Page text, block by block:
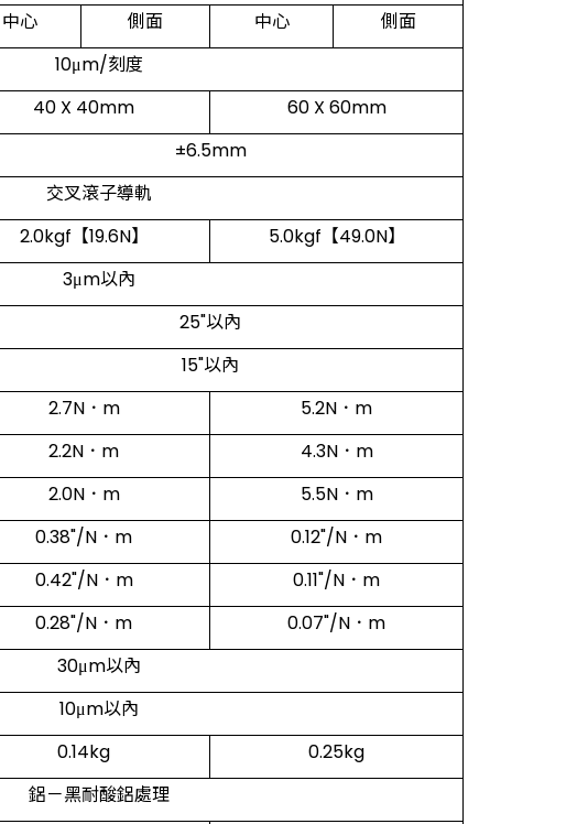
中心 側面 中心
側面
10μm/刻度
40 X 40mm
60 X 60mm
±6.5mm
交叉滾子導軌
2.0kgf【19.6N】 5.0kgf【49.0N】
3μm以內
25"以內
15"以內
2.7N．m
5.2N．m
2.2N．m
4.3N．m
2.0N．m 5.5N．m
0.38"/N．m
0.12"/N．m
0.42"/N．m
0.11"/N．m
0.28"/N．m
0.07"/N．m
30μm以內
10μm以內
0.14kg
0.25kg
鋁－黑耐酸鋁處理